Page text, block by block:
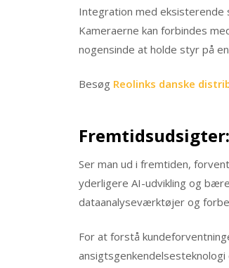
Integration med eksisterende
Kameraerne kan forbindes
nogensinde at holde styr på
Besøg Reolinks danske
Ser man ud i fremtiden,
yderligere AI-udvikling og
dataanalyseværktøjer og
For at forstå